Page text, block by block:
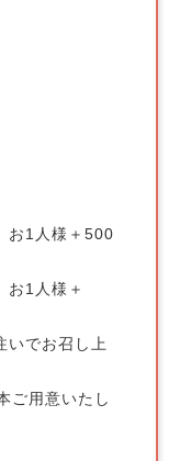
人様＋500
人様＋
でお召し上
用意いたし